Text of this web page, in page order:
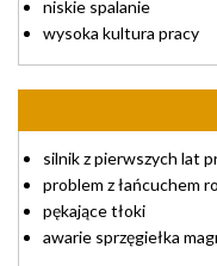
niskie spalanie
wysoka kultura pracy
silnik z pierwszych lat
problem z łańcuchem
pękające tłoki
awarie sprzęgiełka